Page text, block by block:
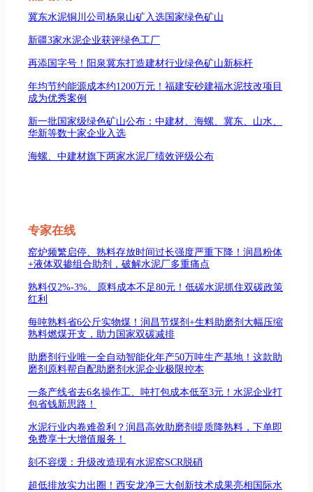
冀东水泥铜川公司杨泉山矿入选国家绿色矿山
新疆3家水泥企业获评绿色工厂
再添国字号！阳泉冀东打造建材行业绿色矿山新标杆
年均节约能源成本约1200万元！福建安砂建福水泥技改项目
成为优秀案例
新一批国家级绿色矿山公布：中建材、海螺、冀东、山水、
华新等数十家企业入选
海螺、中建材旗下两家水泥厂绩效评级公布
专家在线
窑炉频繁启停、熟料存放时间过长强度严重下降！润昌粉体
+液体双掺组合助剂，破解水泥厂多重痛点
熟料仅2%-3%、原料成本不足80元！低碳水泥抓住双碳政策
红利
每吨熟料省6公斤实物煤！润昌节煤剂+生料助磨剂大幅压缩
熟料燃煤开支，助力国家双碳减排
助磨剂行业唯一全自动智能化年产50万吨生产基地！这款助
磨剂原料帮自配助磨剂水泥企业极限控本
一条产线省去6名操作工、吨打包成本低至3元！水泥企业打
包省钱新思路！
水泥行业内卷难盈利？润昌高效助磨剂提质降熟料，下单即
免费享十大增值服务！
刻不容缓：升级改造现有水泥窑SCR脱硝
超低排放实力出圈！西安龙净三大创新技术成果亮相国际水